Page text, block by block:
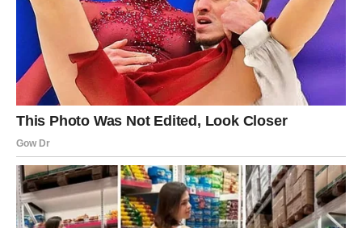
Pred vama su prijatni trenuci i mogućnost da obnovite
jedan važan odnos.
Poruka zvijezda
Budite iskreni prema sebi i drugima.